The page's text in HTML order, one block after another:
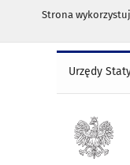
Strona
Urzędy